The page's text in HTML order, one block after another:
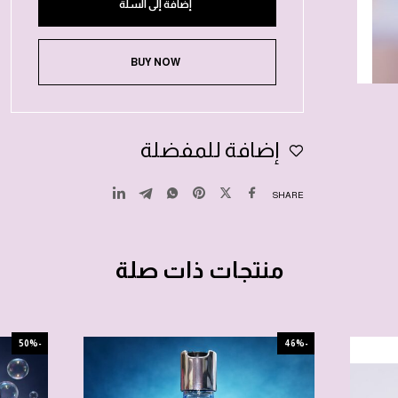
إضافة إلى السلة
BUY NOW
إضافة للمفضلة
SHARE
منتجات ذات صلة
-46%
-50%